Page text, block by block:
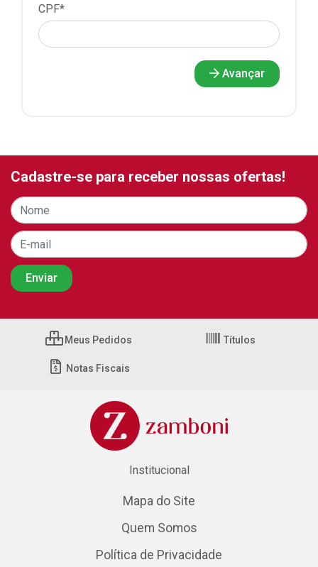
CPF*
Avançar
Cadastre-se para receber nossas ofertas!
Meus Pedidos Títulos
Notas Fiscais
Institucional
Mapa do Site
Quem Somos
Política de Privacidade